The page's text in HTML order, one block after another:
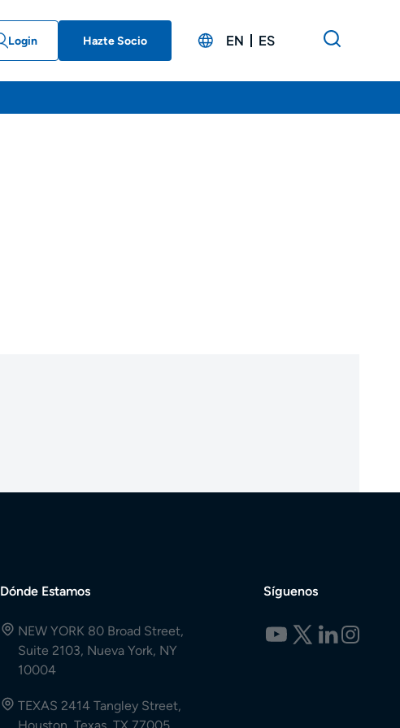
Login Hazte Socio EN ES
Dónde Estamos
NEW YORK 80 Broad Street,
Suite 2103, Nueva York, NY
10004
TEXAS 2414 Tangley Street,
Síguenos